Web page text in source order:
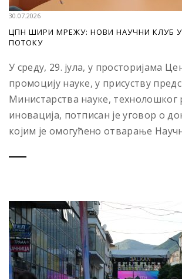
30.07.2026
ЦПН ШИРИ МРЕЖУ: НОВИ НАУЧНИ КЛУБ
ПОТОКУ
У среду, 29. јула, у просторијама
промоцију науке, у присуству
Министарства науке, технолошког
иновација, потписан је уговор о
којим је омогућено отварање